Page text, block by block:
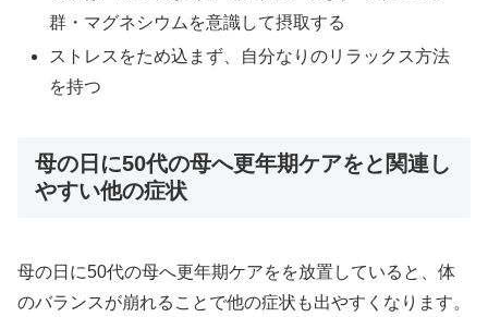
群・マグネシウムを意識して摂取する
ストレスをため込まず、自分なりのリラックス方法
を持つ
母の日に50代の母へ更年期ケアをと関連し
やすい他の症状
母の日に50代の母へ更年期ケアをを放置していると、体
のバランスが崩れることで他の症状も出やすくなります。